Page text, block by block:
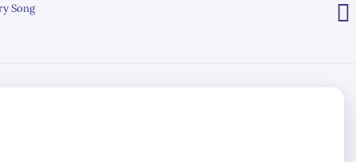
Song